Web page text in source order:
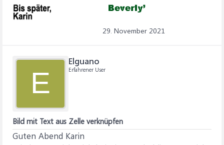
29. November 2021
E
Elguano
Erfahrener User
Bild mit Text aus Zelle verknüpfen
Guten Abend Karin